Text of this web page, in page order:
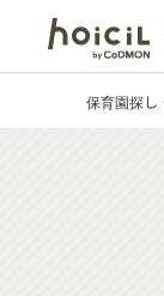
保育園探し